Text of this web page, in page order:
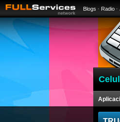
Blogs · Radio ·
Celulares